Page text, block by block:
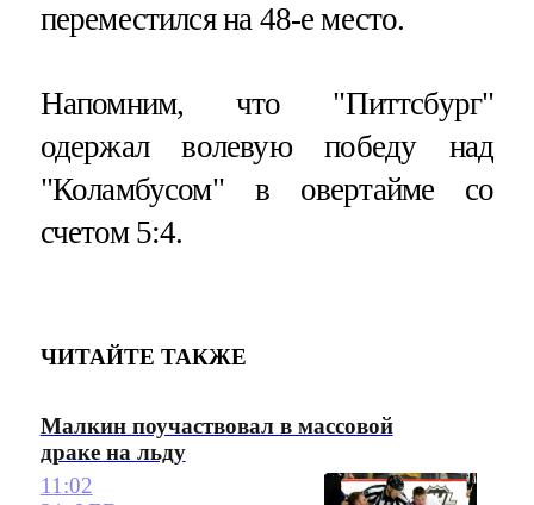
переместился на 48-е место.
Напомним, что "Питтсбург"
одержал волевую победу над
"Коламбусом" в овертайме со
счетом 5:4.
ЧИТАЙТЕ ТАКЖЕ
Малкин поучаствовал в массовой
драке на льду
11:02